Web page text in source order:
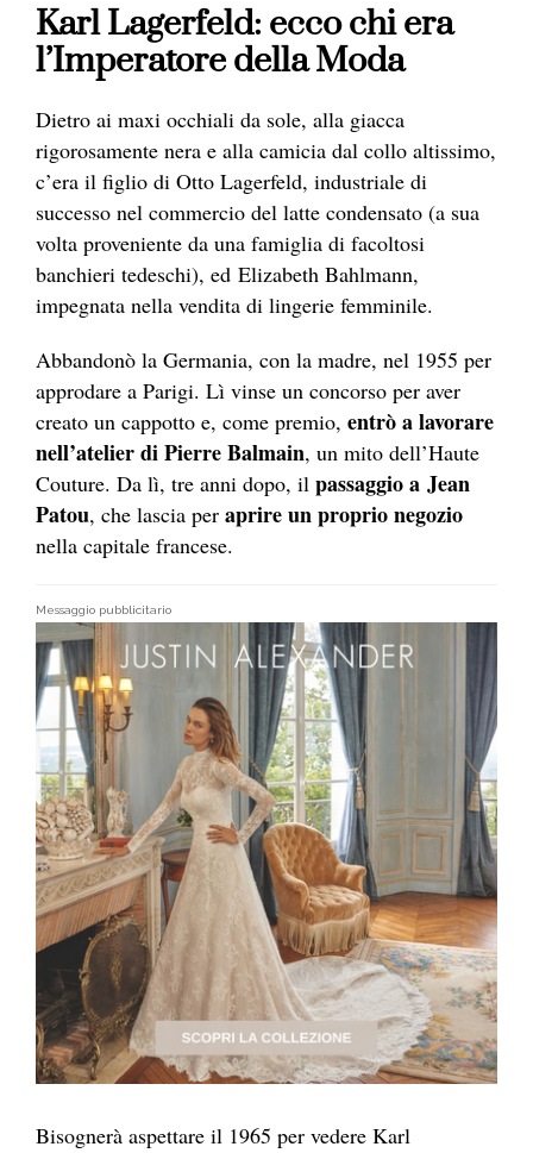
Karl Lagerfeld: ecco chi era
l’Imperatore della Moda
Dietro ai maxi occhiali da sole, alla giacca
rigorosamente nera e alla camicia dal collo altissimo,
c’era il figlio di Otto Lagerfeld, industriale di
successo nel commercio del latte condensato (a sua
volta proveniente da una famiglia di facoltosi
banchieri tedeschi), ed Elizabeth Bahlmann,
impegnata nella vendita di lingerie femminile.
Abbandonò la Germania, con la madre, nel 1955 per
approdare a Parigi. Lì vinse un concorso per aver
creato un cappotto e, come premio, entrò a lavorare
nell’atelier di Pierre Balmain, un mito dell’Haute
Couture. Da lì, tre anni dopo, il passaggio a Jean
Patou, che lascia per aprire un proprio negozio
nella capitale francese.
Messaggio pubblicitario
Bisognerà aspettare il 1965 per vedere Karl